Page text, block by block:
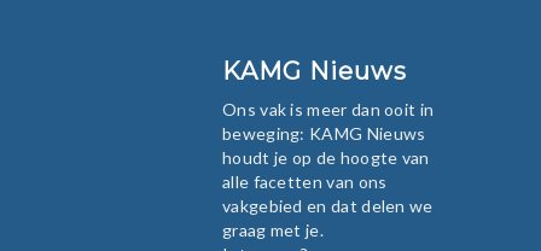
KAMG Nieuws
Ons vak is meer dan ooit in
beweging: KAMG Nieuws
houdt je op de hoogte van
alle facetten van ons
vakgebied en dat delen we
graag met je.